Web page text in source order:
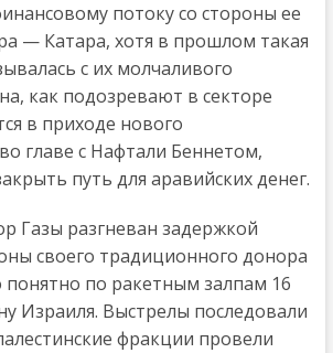
потоку со стороны ее
— Катара, хотя в прошлом такая
с их молчаливого
как подозревают в секторе
в приходе нового
главе с Нафтали Беннетом,
путь для аравийских денег.
Газы разгневан задержкой
своего традиционного донора
понятно по ракетным залпам 16
Израиля. Выстрелы последовали
фракции провели